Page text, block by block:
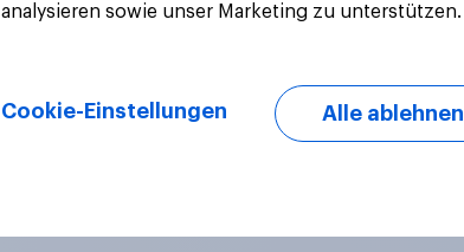
analysieren sowie unser Marketing zu unterstützen.
Cookie-Einstellungen Alle ablehnen